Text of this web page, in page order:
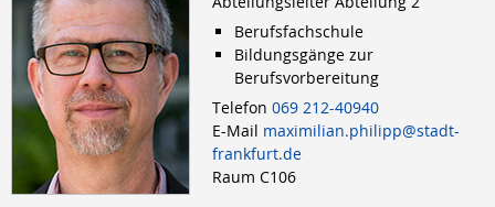
Berufsfachschule
Bildungsgänge zur
Berufsvorbereitung
Telefon 069 212-40940
E-Mail maximilian.philipp@stadt-
frankfurt.de
Raum C106